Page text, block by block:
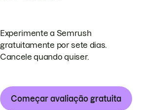
Experimente a Semrush
gratuitamente por sete dias.
Cancele quando quiser.
Começar avaliação gratuita